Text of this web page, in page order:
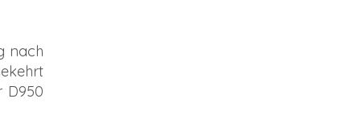
nach
D950